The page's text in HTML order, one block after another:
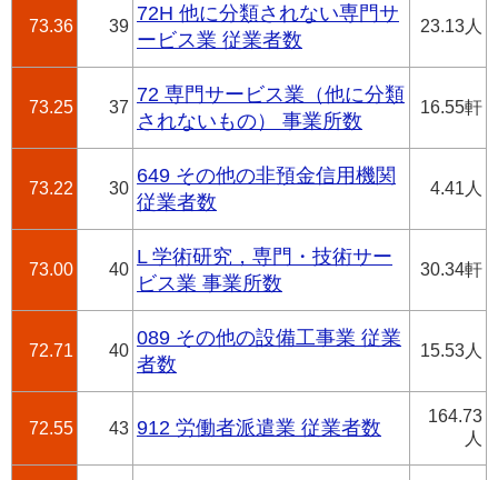
73.36 39
72H 他に分類されない専門サ
ービス業 従業者数
23.13人
73.25 37
72 専門サービス業（他に分類
されないもの） 事業所数
16.55軒
73.22 30
649 その他の非預金信用機関
従業者数
4.41人
73.00 40
L 学術研究，専門・技術サー
ビス業 事業所数
30.34軒
72.71 40
089 その他の設備工事業 従業
者数
15.53人
72.55 43 912 労働者派遣業 従業者数
164.73
人